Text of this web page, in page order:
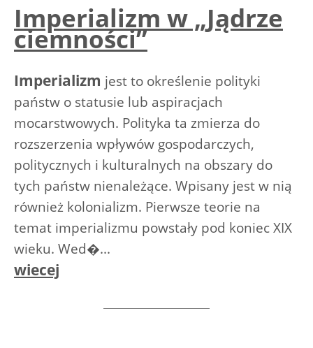
Imperializm w „Jądrze
ciemności”
Imperializm jest to określenie polityki
państw o statusie lub aspiracjach
mocarstwowych. Polityka ta zmierza do
rozszerzenia wpływów gospodarczych,
politycznych i kulturalnych na obszary do
tych państw nienależące. Wpisany jest w nią
również kolonializm. Pierwsze teorie na
temat imperializmu powstały pod koniec XIX
wieku. Wed�...
wiecej